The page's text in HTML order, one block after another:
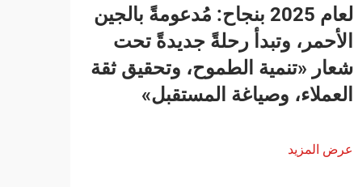
لعام 2025 بنجاح: مُدعومةً بالجين
الأحمر، وتبدأ رحلةً جديدةً تحت
شعار «تنمية الطموح، وتحقيق ثقة
العملاء، وصياغة المستقبل»
عرض المزيد